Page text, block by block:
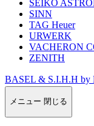
SEIKO
SINN
TAG Heuer
URWERK
VACHERON
ZENITH
BASEL & S.I.H.H
メニュー 閉じる